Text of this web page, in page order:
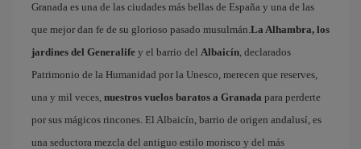
Granada es una de las ciudades más bellas de España y una de las
que mejor dan fe de su glorioso pasado musulmán.La Alhambra, los
jardines del Generalife y el barrio del Albaicín, declarados
Patrimonio de la Humanidad por la Unesco, merecen que reserves,
una y mil veces, nuestros vuelos baratos a Granada para perderte
por sus mágicos rincones. El Albaicín, barrio de origen andalusí, es
una seductora mezcla del antiguo estilo morisco y del más